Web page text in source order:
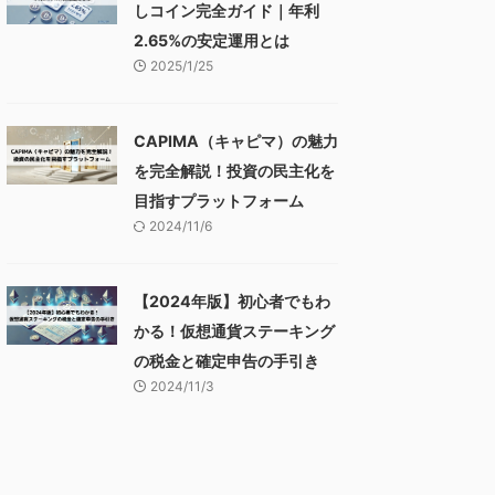
しコイン完全ガイド｜年利
2.65%の安定運用とは
2025/1/25
CAPIMA（キャピマ）の魅力
を完全解説！投資の民主化を
目指すプラットフォーム
2024/11/6
【2024年版】初心者でもわ
かる！仮想通貨ステーキング
の税金と確定申告の手引き
2024/11/3